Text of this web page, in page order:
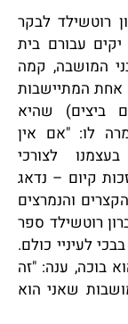
רוטשילד לבקר
כי יקים עבורם בית
המושבה, קמה
המתיישבות
ביצים) שהיא
לו: "אם אין
לצורכי
קיום – נדאג
והנמרצים
רוטשילד ספר
לעיניי כולם.
בוכה, ענה: "זה
שאני הוא